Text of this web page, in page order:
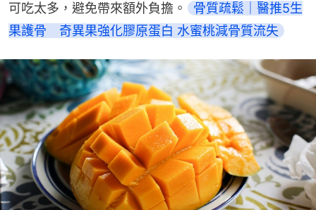
可吃太多，避免帶來額外負擔。
骨質疏鬆｜醫推5生
果護骨　奇異果強化膠原蛋白 水蜜桃減骨質流失